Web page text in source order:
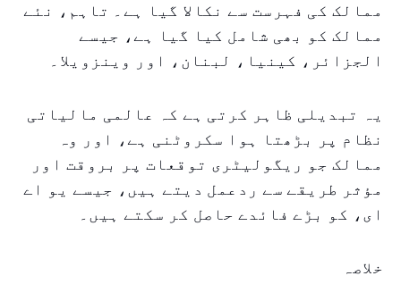
ممالک کی فہرست سے نکالا گیا ہے۔ تاہم، نئے
ممالک کو بھی شامل کیا گیا ہے، جیسے
الجزائر، کینیا، لبنان، اور وینزویلا۔
یہ تبدیلی ظاہر کرتی ہے کہ عالمی مالیاتی
نظام پر بڑھتا ہوا سکروٹنی ہے، اور وہ
ممالک جو ریگولیٹری توقعات پر بروقت اور
مؤثر طریقے سے ردعمل دیتے ہیں، جیسے یو اے
ای، کو بڑے فائدے حاصل کر سکتے ہیں۔
خلاصہ